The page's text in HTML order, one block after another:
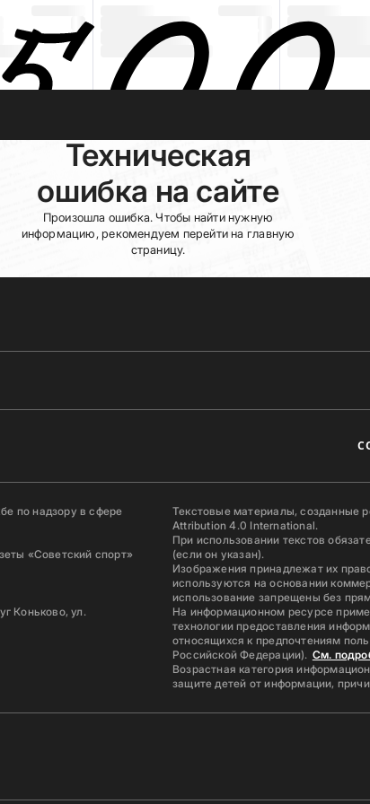
Техническая
ошибка на сайте
Произошла ошибка. Чтобы найти нужную
информацию, рекомендуем перейти на главную
страницу.
по надзору в сфере
«Советский спорт»
Коньково, ул.
Текстовые материалы, созданные
Attribution 4.0 International.
При использовании текстов
(если он указан).
Изображения принадлежат их
используются на основании
использование запрещены без
На информационном ресурсе
технологии предоставления
относящихся к предпочтениям
Российской Федерации). См.
Возрастная категория
защите детей от информации,